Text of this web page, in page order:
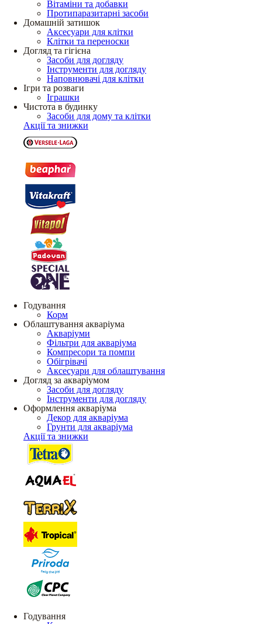
Вітаміни та добавки
Протипаразитарні засоби
Домашній затишок
Аксесуари для клітки
Клітки та переноски
Догляд та гігієна
Засоби для догляду
Інструменти для догляду
Наповнювачі для клітки
Ігри та розваги
Іграшки
Чистота в будинку
Засоби для дому та клітки
Акції та знижки
Годування
Корм
Облаштування акваріума
Акваріуми
Фільтри для акваріума
Компресори та помпи
Обігрівачі
Аксесуари для облаштування
Догляд за акваріумом
Засоби для догляду
Інструменти для догляду
Оформлення акваріума
Декор для акваріума
Грунти для акваріума
Акції та знижки
Годування